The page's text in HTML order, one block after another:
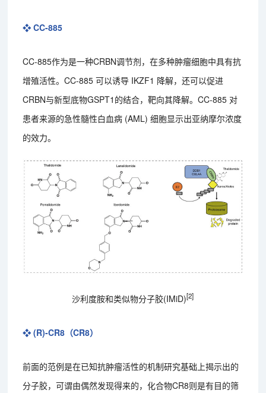
❖ CC-885
CC-885作为是一种CRBN调节剂，在多种肿瘤细胞中具有抗
增殖活性。CC-885 可以诱导 IKZF1 降解，还可以促进
CRBN与新型底物GSPT1的结合，靶向其降解。CC-885 对
患者来源的急性髓性白血病 (AML) 细胞显示出亚纳摩尔浓度
的效力。
沙利度胺和类似物分子胶(IMiD)[2]
❖ (R)-CR8（CR8）
前面的范例是在已知抗肿瘤活性的机制研究基础上揭示出的
分子胶，可谓由偶然发现得来的，化合物CR8则是有目的筛